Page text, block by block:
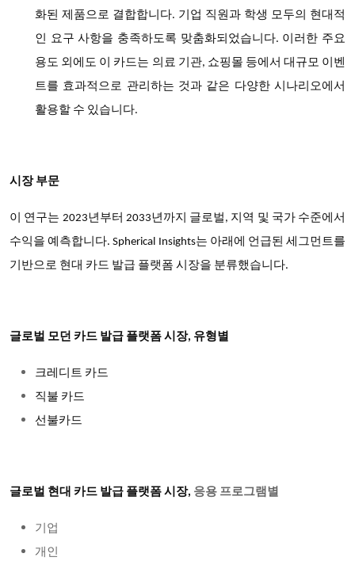
화된 제품으로 결합합니다. 기업 직원과 학생 모두의 현대적
인
요구 사항을 충족하도록 맞춤화되었습니다. 이러한 주요
용도 외에도 이 카드는 의료 기관, 쇼핑몰 등에서 대규모 이벤
트를 효과적으로 관리하는 것과 같은 다양한 시나리오에서
활용할 수 있습니다.
시장 부문
이 연구는 2023년부터 2033년까지 글로벌, 지역 및 국가 수준에서
수익을 예측합니다. Spherical Insights는 아래에 언급된 세그먼트를
기반으로 현대 카드 발급 플랫폼 시장을 분류했습니다.
글로벌 모던 카드 발급 플랫폼 시장, 유형별
크레디트 카드
직불 카드
선불카드
글로벌 현대 카드 발급 플랫폼 시장, 응용 프로그램별
기업
개인